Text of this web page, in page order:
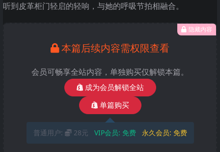
听到皮革柜门轻启的轻响，与她的呼吸节拍相融合。
隐藏内容
本篇后续内容需权限查看
会员可畅享全站内容，单独购买仅解锁本篇。
成为会员解锁全站
单篇购买
普通用户: 28元 VIP会员: 免费 永久会员: 免费